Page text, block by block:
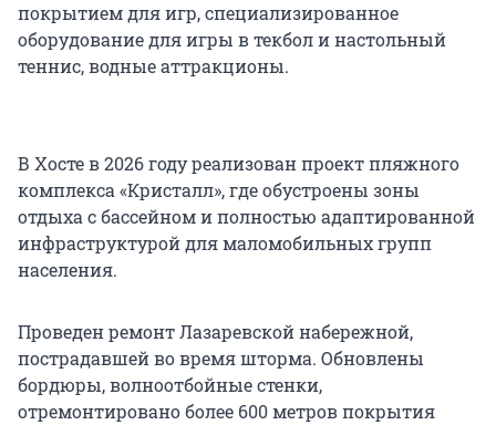
покрытием для игр, специализированное
оборудование для игры в текбол и настольный
теннис, водные аттракционы.
В Хосте в 2026 году реализован проект пляжного
комплекса «Кристалл», где обустроены зоны
отдыха с бассейном и полностью адаптированной
инфраструктурой для маломобильных групп
населения.
Проведен ремонт Лазаревской набережной,
пострадавшей во время шторма. Обновлены
бордюры, волноотбойные стенки,
отремонтировано более 600 метров покрытия